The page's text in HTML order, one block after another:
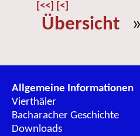
[<<] [<]
Übersicht
Allgemeine Informationen
Vierthäler
Bacharacher Geschichte
Downloads